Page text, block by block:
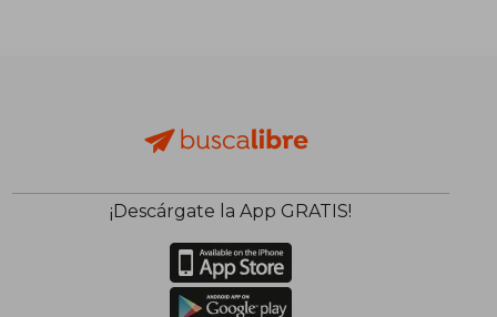
¡Descárgate la App GRATIS!